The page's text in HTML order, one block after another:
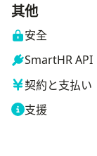
其他
安全
SmartHR API
契約と支払い
支援